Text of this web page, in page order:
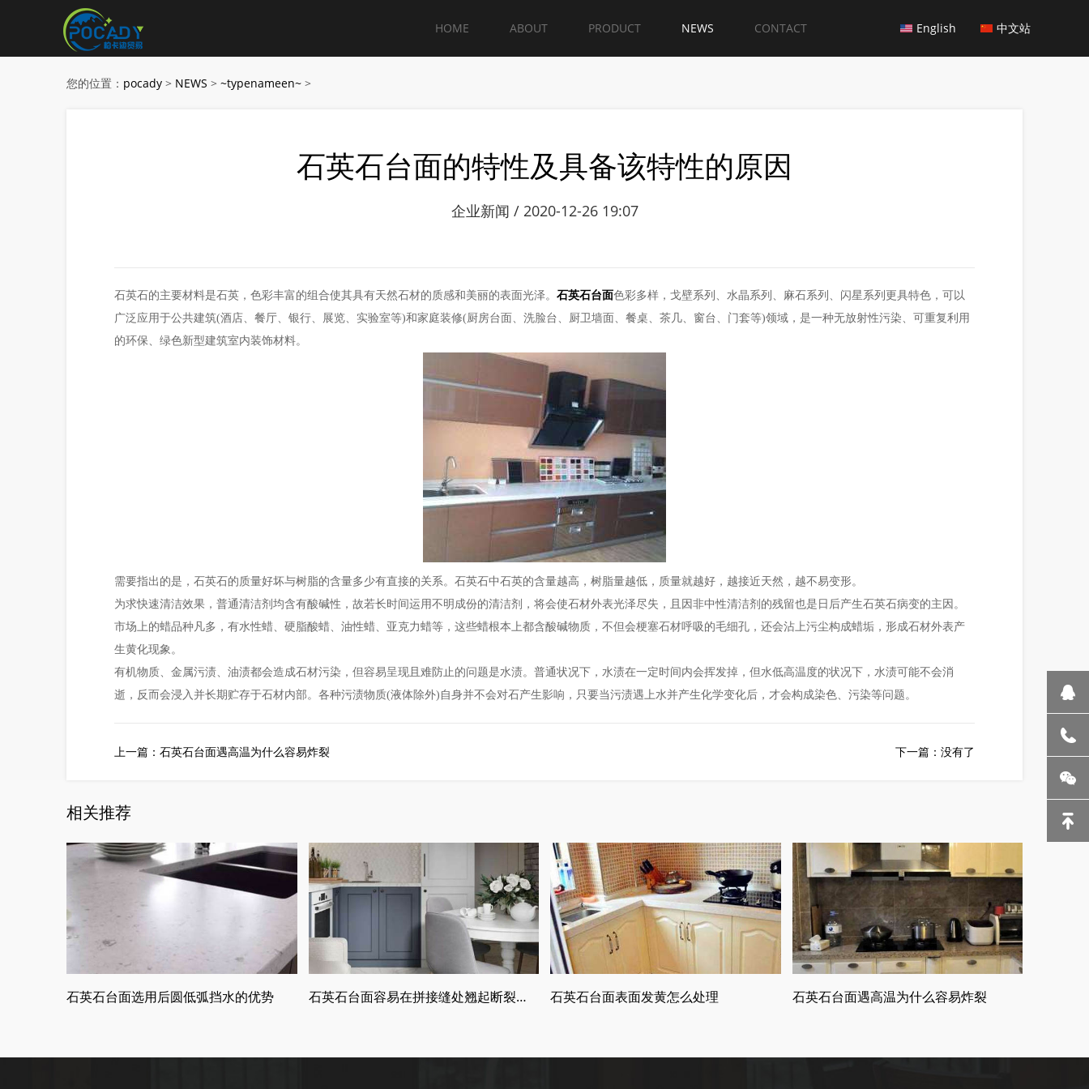
HOME ABOUT PRODUCT NEWS CONTACT 中文站
English
您的位置： pocady > NEWS > ~typenameen~ >
石英石台面的特性及具备该特性的原因
企业新闻 / 2020-12-26 19:07
石英石的主要材料是石英，色彩丰富的组合使其具有天然石材的质感和美丽的表面光泽。 石英石台面色彩多样，戈壁系列、水晶系列、麻石系列、闪星系列更具特色，可以
广泛应用于公共建筑(酒店、餐厅、银行、展览、实验室等)和家庭装修(厨房台面、洗脸台、厨卫墙面、餐桌、茶几、窗台、门套等)领域，是一种无放射性污染、可重复利用
的环保、绿色新型建筑室内装饰材料。
需要指出的是，石英石的质量好坏与树脂的含量多少有直接的关系。石英石中石英的含量越高，树脂量越低，质量就越好，越接近天然，越不易变形。
为求快速清洁效果，普通清洁剂均含有酸碱性，故若长时间运用不明成份的清洁剂，将会使石材外表光泽尽失，且因非中性清洁剂的残留也是日后产生石英石病变的主因。
市场上的蜡品种凡多，有水性蜡、硬脂酸蜡、油性蜡、亚克力蜡等，这些蜡根本上都含酸碱物质，不但会梗塞石材呼吸的毛细孔，还会沾上污尘构成蜡垢，形成石材外表产
生黄化现象。
有机物质、金属污渍、油渍都会造成石材污染，但容易呈现且难防止的问题是水渍。普通状况下，水渍在一定时间内会挥发掉，但水低高温度的状况下，水渍可能不会消
逝，反而会浸入并长期贮存于石材内部。各种污渍物质(液体除外)自身并不会对石产生影响，只要当污渍遇上水并产生化学变化后，才会构成染色、污染等问题。
上一篇： 石英石台面遇高温为什么容易炸裂 下一篇：没有了
相关推荐
石英石台面选用后圆低弧挡水的优势 石英石台面容易在拼接缝处翘起断裂的原 石英石台面表面发黄怎么处理 石英石台面遇高温为什么容易炸裂